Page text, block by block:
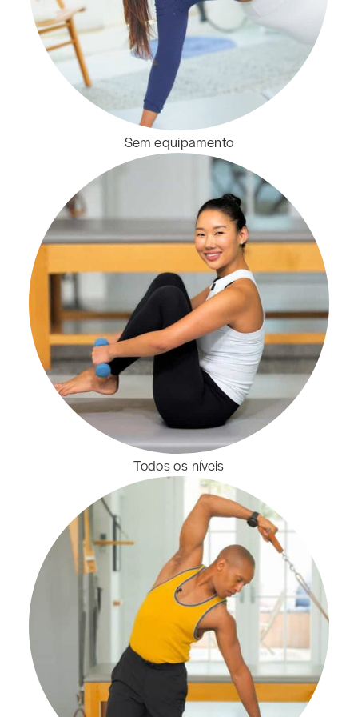
Sem equipamento
Todos os níveis